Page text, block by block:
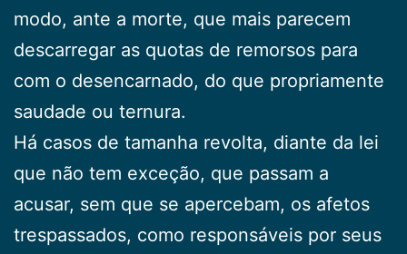
modo, ante a morte, que mais parecem
descarregar as quotas de remorsos para
com o desencarnado, do que propriamente
saudade ou ternura.
Há casos de tamanha revolta, diante da lei
que não tem exceção, que passam a
acusar, sem que se apercebam, os afetos
trespassados, como responsáveis por seus